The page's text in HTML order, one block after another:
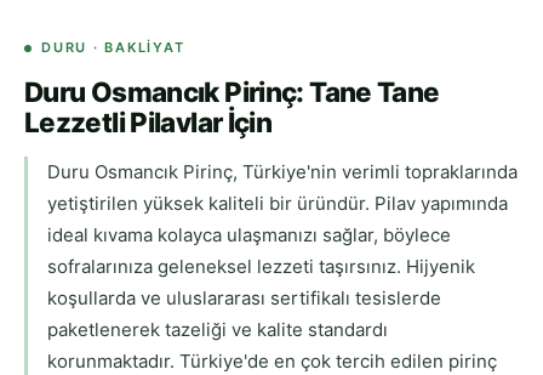
DURU · BAKLIYAT
Duru Osmancık Pirinç: Tane Tane
Lezzetli Pilavlar İçin
Duru Osmancık Pirinç, Türkiye'nin verimli topraklarında
yetiştirilen yüksek kaliteli bir üründür. Pilav yapımında
ideal kıvama kolayca ulaşmanızı sağlar, böylece
sofralarınıza geleneksel lezzeti taşırsınız. Hijyenik
koşullarda ve uluslararası sertifikalı tesislerde
paketlenerek tazeliği ve kalite standardı
korunmaktadır. Türkiye'de en çok tercih edilen pirinç